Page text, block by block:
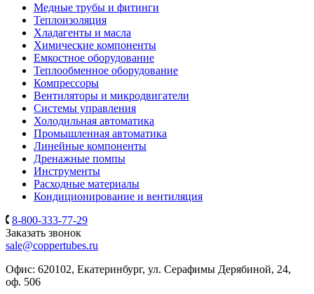
Медные трубы и фитинги
Теплоизоляция
Хладагенты и масла
Химические компоненты
Емкостное оборудование
Теплообменное оборудование
Компрессоры
Вентиляторы и микродвигатели
Системы управления
Холодильная автоматика
Промышленная автоматика
Линейные компоненты
Дренажные помпы
Инструменты
Расходные материалы
Кондиционирование и вентиляция
8-800-333-77-29
Заказать звонок
sale@coppertubes.ru
Офис: 620102, Екатеринбург, ул. Серафимы Дерябиной, 24,
оф. 506